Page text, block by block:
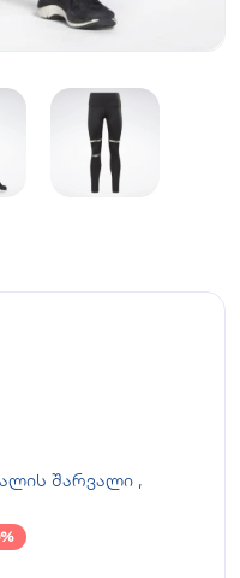
შარვალი ,